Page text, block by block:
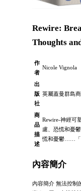
Rewire:
Thoughts
作
者
Nicole Vignola
出
版
社
英屬蓋曼群島
商
品
描
述
Rewire-神經可
慮、恐慌和憂
慌和憂鬱……「
內容簡介
內容簡介 無法控